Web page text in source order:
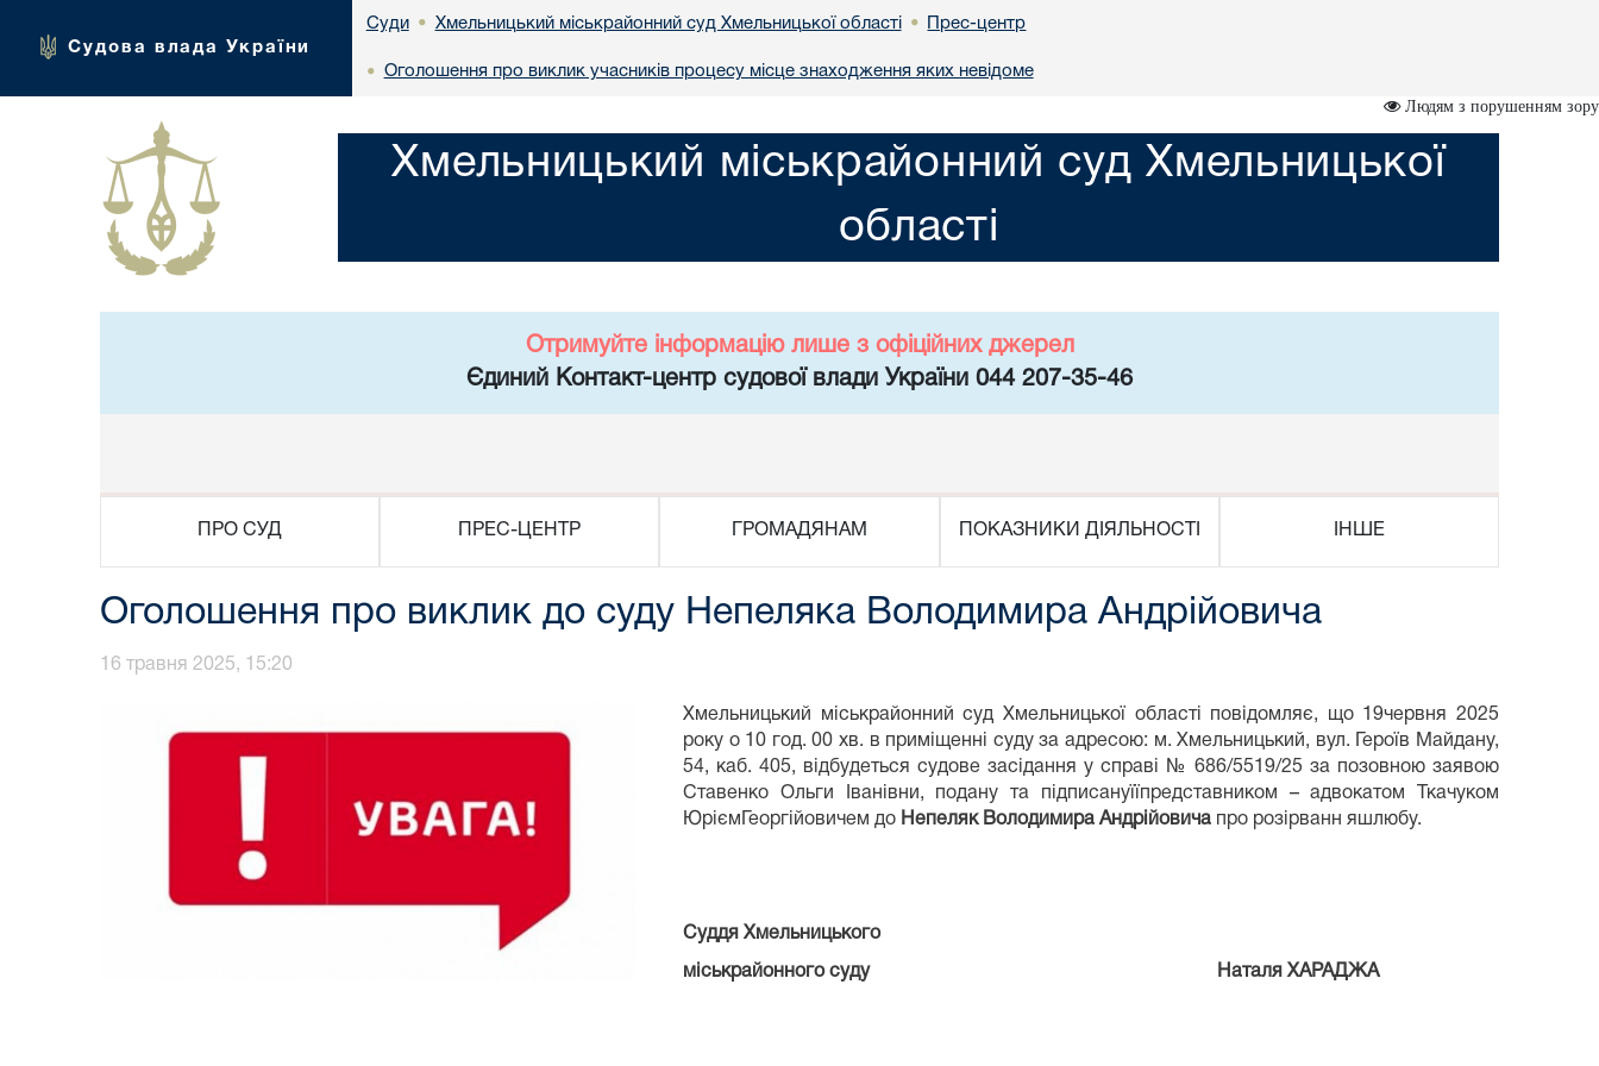
Судова влада України
Суди • Хмельницький міськрайонний суд Хмельницької області • Прес-центр
• Оголошення про виклик учасників процесу місце знаходження яких невідоме
Людям з порушенням зору
Хмельницький міськрайонний суд Хмельницької
області
Отримуйте інформацію лише з офіційних джерел
Єдиний Контакт-центр судової влади України 044 207-35-46
ПРО СУД ПРЕС-ЦЕНТР ГРОМАДЯНАМ ПОКАЗНИКИ ДІЯЛЬНОСТІ ІНШЕ
Оголошення про виклик до суду Непеляка Володимира Андрійовича
16 травня 2025, 15:20
Хмельницький міськрайонний суд Хмельницької області повідомляє, що 19червня 2025
року о 10 год. 00 хв. в приміщенні суду за адресою: м. Хмельницький, вул. Героїв Майдану,
54, каб. 405, відбудеться судове засідання у справі № 686/5519/25 за позовною заявою
Ставенко Ольги Іванівни, подану та підписануїїпредставником – адвокатом Ткачуком
ЮріємГеоргійовичем до Непеляк Володимира Андрійовича про розірванн яшлюбу.
Суддя Хмельницького
міськрайонного суду Наталя ХАРАДЖА